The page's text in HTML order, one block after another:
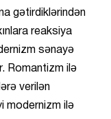
gətirdiklərindən
reaksiya
sənayə
Romantizm ilə
verilən
modernizm ilə